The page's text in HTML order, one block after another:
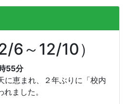
6～12/10）
55分
に恵まれ、２年ぶりに「校内
ました。